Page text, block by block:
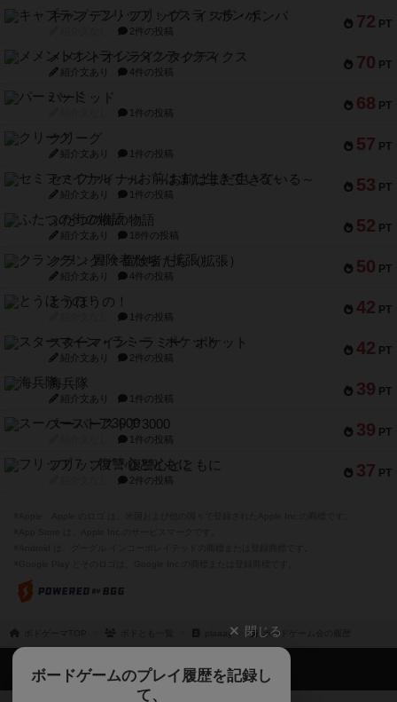
72 PT
キャプテン・フリップ：イスラ・ボンバ
2件の投稿
70 PT
メメントオンラインタクティクス
紹介文あり 4件の投稿
68 PT
パーミッド
1件の投稿
57 PT
クリーグ
紹介文あり 1件の投稿
53 PT
セミファイナル ～お前はまだ生きている～
紹介文あり 1件の投稿
52 PT
ふたつの街の物語
紹介文あり 18件の投稿
50 PT
クランク! ：冒険者たち（拡張）
紹介文あり 4件の投稿
42 PT
とうほうの！
1件の投稿
42 PT
スターマイン・ラミー ポケット
紹介文あり 2件の投稿
39 PT
海兵隊
紹介文あり 1件の投稿
39 PT
スーパーストア3000
1件の投稿
37 PT
フリップ７：復讐心とともに
2件の投稿
plaaay ボードゲーム会の履歴
閉じる
ボードゲームのプレイ履歴を記録し
て、
ボドゲーマTOP